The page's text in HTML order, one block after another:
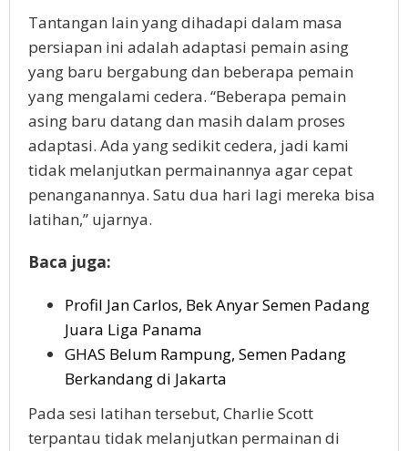
Tantangan lain yang dihadapi dalam masa
persiapan ini adalah adaptasi pemain asing
yang baru bergabung dan beberapa pemain
yang mengalami cedera. “Beberapa pemain
asing baru datang dan masih dalam proses
adaptasi. Ada yang sedikit cedera, jadi kami
tidak melanjutkan permainannya agar cepat
penanganannya. Satu dua hari lagi mereka bisa
latihan,” ujarnya.
Baca juga:
Profil Jan Carlos, Bek Anyar Semen Padang
Juara Liga Panama
GHAS Belum Rampung, Semen Padang
Berkandang di Jakarta
Pada sesi latihan tersebut, Charlie Scott
terpantau tidak melanjutkan permainan di